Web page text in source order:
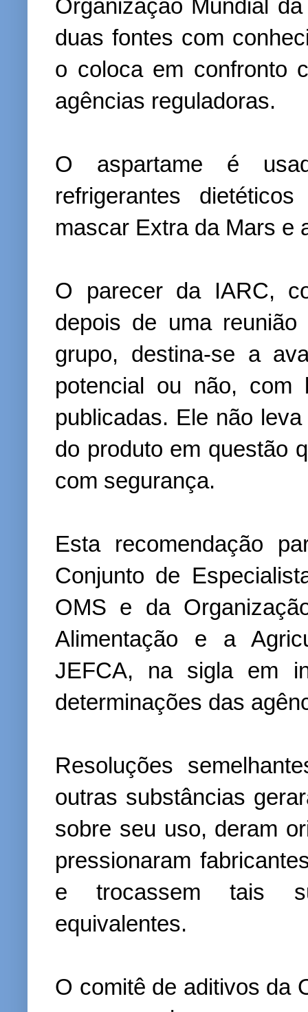
Organização Mundial
duas fontes com
o coloca em confronto
agências reguladoras.
O aspartame é
refrigerantes
mascar Extra da Mars e
O parecer da IARC,
depois de uma
grupo, destina-se a
potencial ou não, com
publicadas. Ele não
do produto em questão
com segurança.
Esta recomendação
Conjunto de
OMS e da
Alimentação e a
JEFCA, na sigla em
determinações das
Resoluções
outras substâncias
sobre seu uso, deram
pressionaram
e trocassem tais
equivalentes.
O comitê de aditivos da